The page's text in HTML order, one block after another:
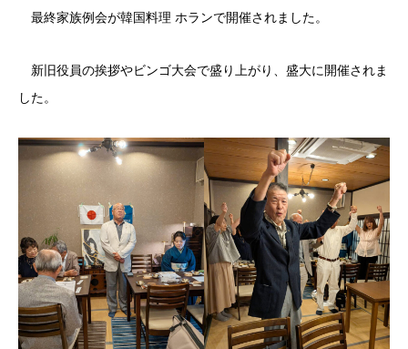
最終家族例会が韓国料理 ホランで開催されました。
新旧役員の挨拶やビンゴ大会で盛り上がり、盛大に開催されま
した。